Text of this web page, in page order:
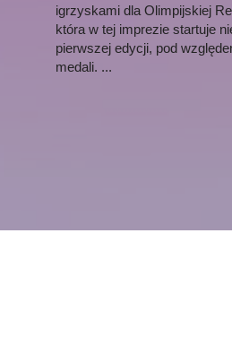
igrzyskami dla Olimpijskiej
która w tej imprezie startuje
pierwszej edycji, pod
medali. ...